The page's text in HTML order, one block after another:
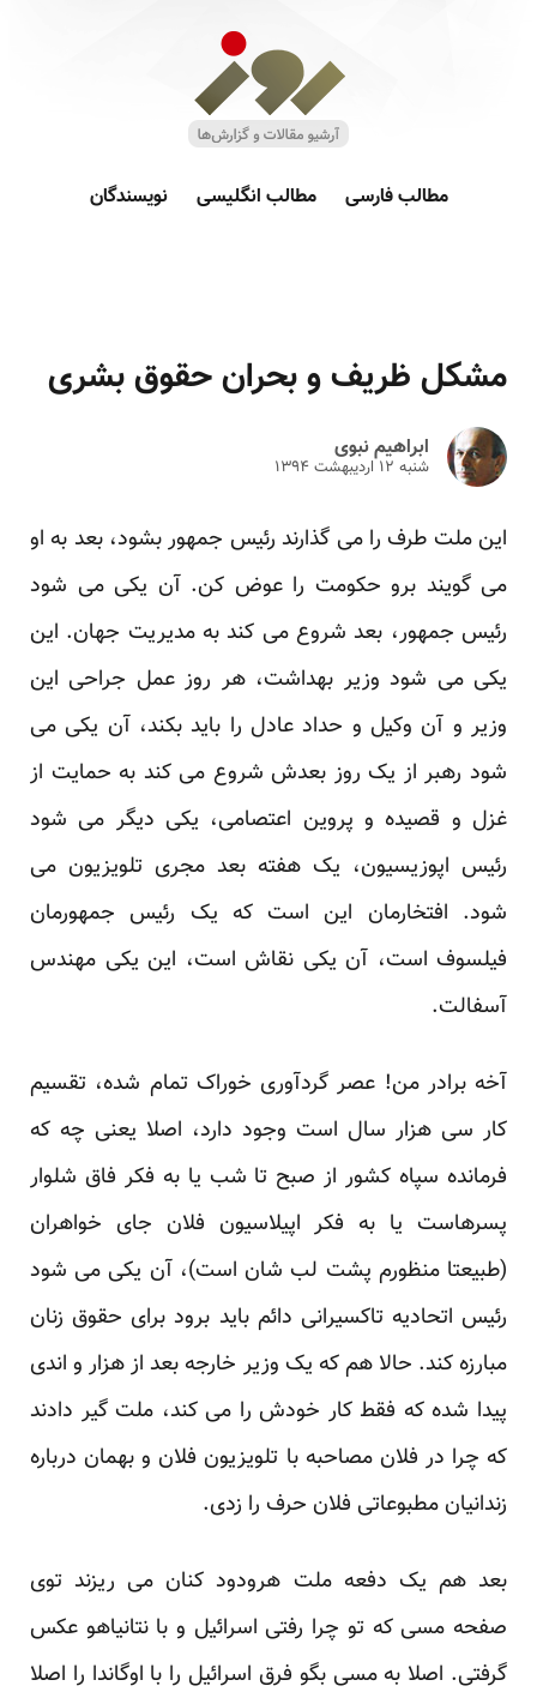
مطالب فارسی مطالب انگلیسی نویسندگان
مشکل ظریف و بحران حقوق بشری
ابراهیم نبوی
شنبه ۱۲ ارديبهشت ۱۳۹۴
این ملت طرف را می گذارند رئیس جمهور بشود، بعد به او
می گویند برو حکومت را عوض کن. آن یکی می شود
رئیس جمهور، بعد شروع می کند به مدیریت جهان. این
یکی می شود وزیر بهداشت، هر روز عمل جراحی این
وزیر و آن وکیل و حداد عادل را باید بکند، آن یکی می
شود رهبر از یک روز بعدش شروع می کند به حمایت از
غزل و قصیده و پروین اعتصامی، یکی دیگر می شود
رئیس اپوزیسیون، یک هفته بعد مجری تلویزیون می
شود. افتخارمان این است که یک رئیس جمهورمان
فیلسوف است، آن یکی نقاش است، این یکی مهندس
آسفالت.
آخه برادر من! عصر گردآوری خوراک تمام شده، تقسیم
کار سی هزار سال است وجود دارد، اصلا یعنی چه که
فرمانده سپاه کشور از صبح تا شب یا به فکر فاق شلوار
پسرهاست یا به فکر اپیلاسیون فلان جای خواهران
(طبیعتا منظورم پشت لب شان است)، آن یکی می شود
رئیس اتحادیه تاکسیرانی دائم باید برود برای حقوق زنان
مبارزه کند. حالا هم که یک وزیر خارجه بعد از هزار و اندی
پیدا شده که فقط کار خودش را می کند، ملت گیر دادند
که چرا در فلان مصاحبه با تلویزیون فلان و بهمان درباره
زندانیان مطبوعاتی فلان حرف را زدی.
بعد هم یک دفعه ملت هرودود کنان می ریزند توی
صفحه مسی که تو چرا رفتی اسرائیل و با نتانیاهو عکس
گرفتی. اصلا به مسی بگو فرق اسرائیل را با اوگاندا را اصلا